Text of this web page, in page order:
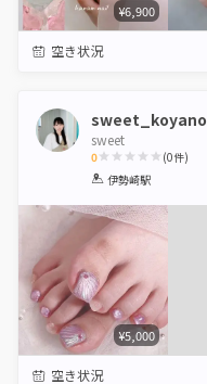
¥6,900
空き状況
sweet_koyano
sweet
0
1 2 3 4 5
(0件)
伊勢崎駅
¥5,000
空き状況